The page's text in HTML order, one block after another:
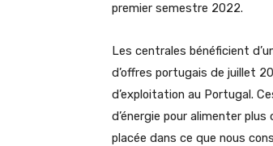
premier semestre 2022.
Les centrales bénéficient
d’offres portugais de juillet
d’exploitation au Portugal.
d’énergie pour alimenter
placée dans ce que nous